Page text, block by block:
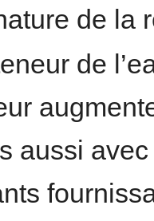
de la
de
aussi avec